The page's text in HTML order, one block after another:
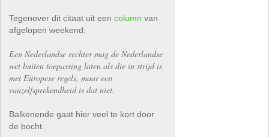
Tegenover dit citaat uit een column van
afgelopen weekend:
Een Nederlandse rechter mag de Nederlandse
wet buiten toepassing laten als die in strijd is
met Europese regels, maar een
vanzelfsprekendheid is dat niet.
Balkenende gaat hier veel te kort door
de bocht.